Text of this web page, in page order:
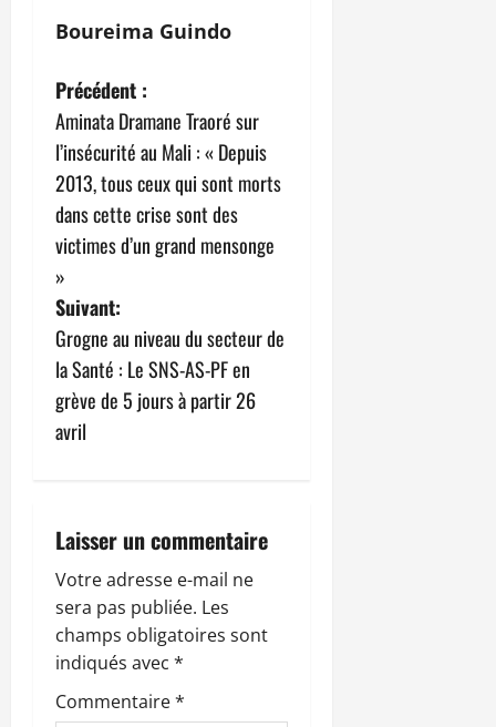
Boureima Guindo
N
a
v
i
g
a
t
i
d
’
a
r
Précédent :
Aminata Dramane Traoré sur
l’insécurité au Mali : « Depuis
2013, tous ceux qui sont morts
dans cette crise sont des
victimes d’un grand mensonge
»
Suivant:
Grogne au niveau du secteur de
la Santé : Le SNS-AS-PF en
grève de 5 jours à partir 26
avril
Laisser un commentaire
Votre adresse e-mail ne
sera pas publiée. Les
champs obligatoires sont
indiqués avec *
Commentaire*